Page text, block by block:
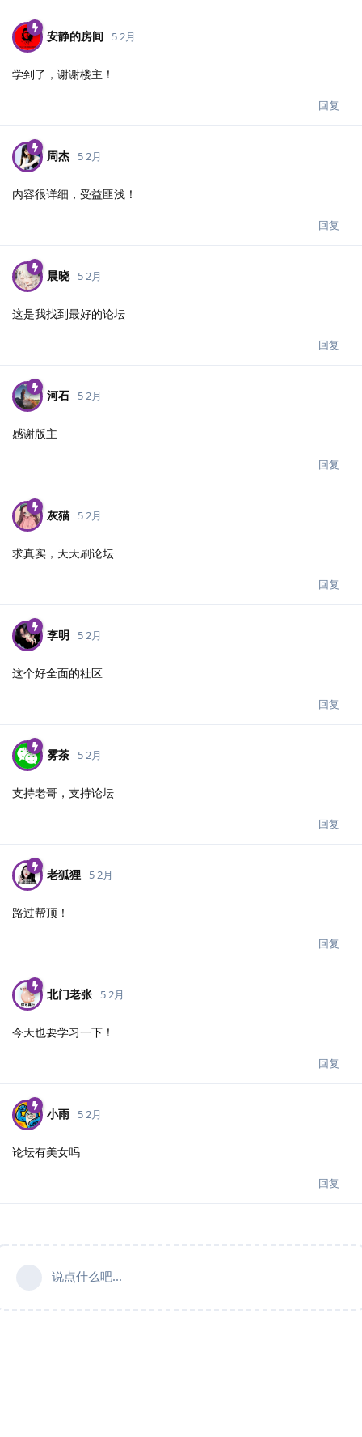
安静的房间 5 2月
学到了，谢谢楼主！
回复
周杰 5 2月
内容很详细，受益匪浅！
回复
晨晓 5 2月
这是我找到最好的论坛
回复
河石 5 2月
感谢版主
回复
灰猫 5 2月
求真实，天天刷论坛
回复
李明 5 2月
这个好全面的社区
回复
雾茶 5 2月
支持老哥，支持论坛
回复
老狐狸 5 2月
路过帮顶！
回复
北门老张 5 2月
今天也要学习一下！
回复
小雨 5 2月
论坛有美女吗
回复
说点什么吧...